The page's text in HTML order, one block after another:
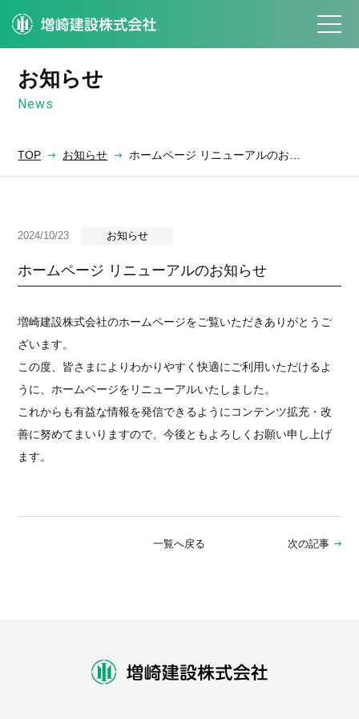
お知らせ
News
TOP お知らせ ホームページ リニューアルのお…
2024/10/23 お知らせ
ホームページ リニューアルのお知らせ
増崎建設株式会社のホームページをご覧いただきありがとうご
ざいます。
この度、皆さまによりわかりやすく快適にご利用いただけるよ
うに、ホームページをリニューアルいたしました。
これからも有益な情報を発信できるようにコンテンツ拡充・改
善に努めてまいりますので、今後ともよろしくお願い申し上げ
ます。
一覧へ戻る 次の記事